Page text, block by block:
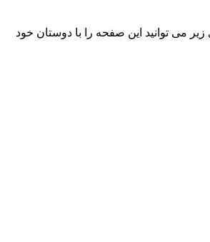
می توانید این صفحه را با دوستان خود